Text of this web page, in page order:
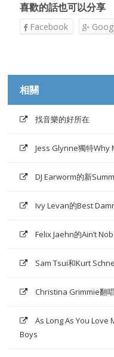
喜歡的話也可以分享
Facebook
相關
找音樂的好所在
Jess Glynne獨特Why
DJ Earworm的新
Ivy Levan的Best
Felix Jaehn的Ain’t
Sam Tsui和Kurt
Christina Grimmie翻
As Long As You
Boys